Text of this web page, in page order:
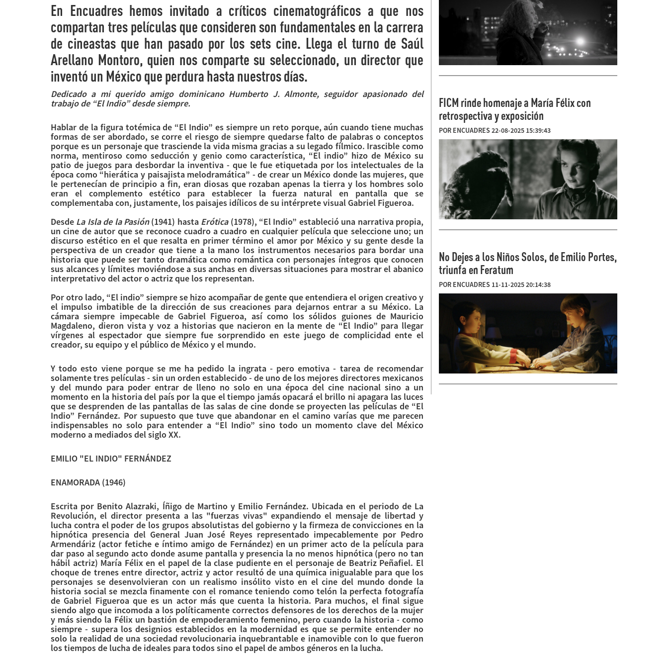
En Encuadres hemos invitado a críticos cinematográficos a que nos
compartan tres películas que consideren son fundamentales en la carrera
de cineastas que han pasado por los sets cine. Llega el turno de Saúl
Arellano Montoro, quien nos comparte su seleccionado, un director que
inventó un México que perdura hasta nuestros días.
Dedicado a mi querido amigo dominicano Humberto J. Almonte, seguidor apasionado del
trabajo de “El Indio” desde siempre.
Hablar de la figura totémica de “El Indio” es siempre un reto porque, aún cuando tiene muchas
formas de ser abordado, se corre el riesgo de siempre quedarse falto de palabras o conceptos
porque es un personaje que trasciende la vida misma gracias a su legado fílmico. Irascible como
norma, mentiroso como seducción y genio como característica, “El indio” hizo de México su
patio de juegos para desbordar la inventiva - que le fue etiquetada por los intelectuales de la
época como “hierática y paisajista melodramática” - de crear un México donde las mujeres, que
le pertenecían de principio a fin, eran diosas que rozaban apenas la tierra y los hombres solo
eran el complemento estético para establecer la fuerza natural en pantalla que se
complementaba con, justamente, los paisajes idílicos de su intérprete visual Gabriel Figueroa.
Desde La Isla de la Pasión(1941) hasta Erótica(1978), “El Indio” estableció una narrativa propia,
un cine de autor que se reconoce cuadro a cuadro en cualquier película que seleccione uno; un
discurso estético en el que resalta en primer término el amor por México y su gente desde la
perspectiva de un creador que tiene a la mano los instrumentos necesarios para bordar una
historia que puede ser tanto dramática como romántica con personajes íntegros que conocen
sus alcances y límites moviéndose a sus anchas en diversas situaciones para mostrar el abanico
interpretativo del actor o actriz que los representan.
Por otro lado, “El indio” siempre se hizo acompañar de gente que entendiera el origen creativo y
el impulso imbatible de la dirección de sus creaciones para dejarnos entrar a su México. La
cámara siempre impecable de Gabriel Figueroa, así como los sólidos guiones de Mauricio
Magdaleno, dieron vista y voz a historias que nacieron en la mente de “El Indio” para llegar
vírgenes al espectador que siempre fue sorprendido en este juego de complicidad ente el
creador, su equipo y el público de México y el mundo.
Y todo esto viene porque se me ha pedido la ingrata - pero emotiva - tarea de recomendar
solamente tres películas - sin un orden establecido - de uno de los mejores directores mexicanos
y del mundo para poder entrar de lleno no solo en una época del cine nacional sino a un
momento en la historia del país por la que el tiempo jamás opacará el brillo ni apagara las luces
que se desprenden de las pantallas de las salas de cine donde se proyecten las películas de “El
Indio” Fernández. Por supuesto que tuve que abandonar en el camino varías que me parecen
indispensables no solo para entender a “El Indio” sino todo un momento clave del México
moderno a mediados del siglo XX.
EMILIO "EL INDIO" FERNÁNDEZ
ENAMORADA (1946)
Escrita por Benito Alazraki, Íñigo de Martino y Emilio Fernández. Ubicada en el periodo de La
Revolución, el director presenta a las "fuerzas vivas" expandiendo el mensaje de libertad y
lucha contra el poder de los grupos absolutistas del gobierno y la firmeza de convicciones en la
hipnótica presencia del General Juan José Reyes representado impecablemente por Pedro
Armendáriz (actor fetiche e íntimo amigo de Fernández) en un primer acto de la película para
dar paso al segundo acto donde asume pantalla y presencia la no menos hipnótica (pero no tan
hábil actriz) María Félix en el papel de la clase pudiente en el personaje de Beatriz Peñafiel. El
choque de trenes entre director, actriz y actor resultó de una química inigualable para que los
personajes se desenvolvieran con un realismo insólito visto en el cine del mundo donde la
historia social se mezcla finamente con el romance teniendo como telón la perfecta fotografía
de Gabriel Figueroa que es un actor más que cuenta la historia. Para muchos, el final sigue
siendo algo que incomoda a los políticamente correctos defensores de los derechos de la mujer
y más siendo la Félix un bastión de empoderamiento femenino, pero cuando la historia - como
siempre - supera los designios establecidos en la modernidad es que se permite entender no
solo la realidad de una sociedad revolucionaria inquebrantable e inamovible con lo que fueron
los tiempos de lucha de ideales para todos sino el papel de ambos géneros en la lucha.
FICM rinde homenaje a María Félix con
retrospectiva y exposición
POR ENCUADRES 22-08-2025 15:39:43
No Dejes a los Niños Solos, de Emilio Portes,
triunfa en Feratum
POR ENCUADRES 11-11-2025 20:14:38